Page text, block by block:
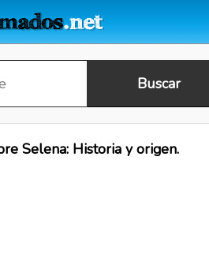
Selena: Historia y origen.